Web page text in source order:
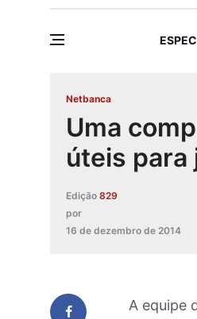
Netbanca
Uma
úteis para
Edição 829
por
16 de dezembro de 2014
A equipe